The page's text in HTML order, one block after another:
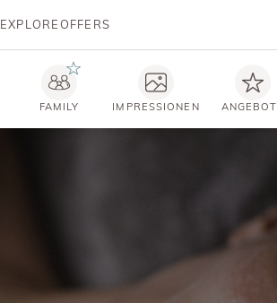
EXPLOREOFFERS
FAMILY IMPRESSIONEN